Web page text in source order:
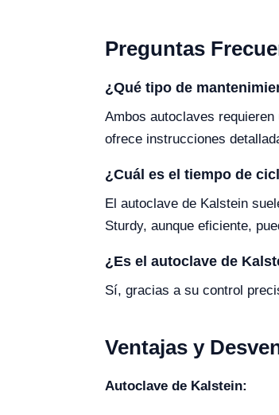
Preguntas
¿Qué tipo de
Ambos autoclaves
ofrece instrucciones
¿Cuál es el tiempo de
El autoclave de Kalstein
Sturdy, aunque eficiente,
¿Es el autoclave de
Sí, gracias a su control
Ventajas y
Autoclave de Kalstein: